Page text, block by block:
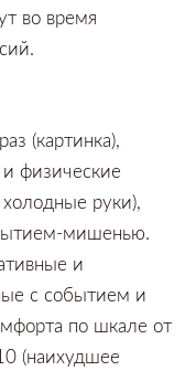
во время
(картинка),
и физические
холодные руки),
мишенью.
и
с событием и
по шкале от
(наихудшее